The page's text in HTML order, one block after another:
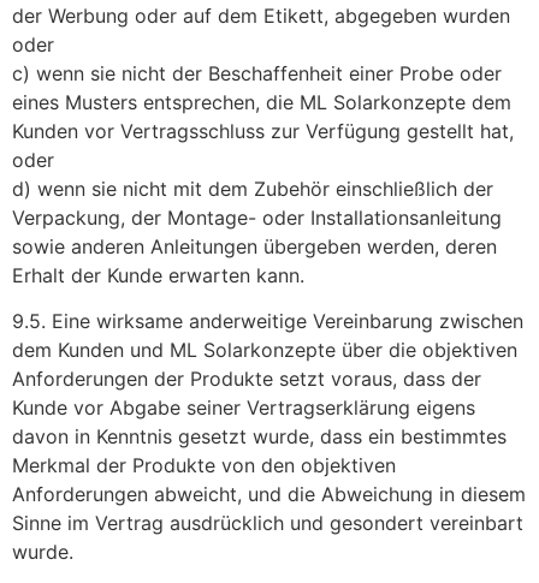
der Werbung oder auf dem Etikett, abgegeben wurden
oder
c) wenn sie nicht der Beschaffenheit einer Probe oder
eines Musters entsprechen, die ML Solarkonzepte dem
Kunden vor Vertragsschluss zur Verfügung gestellt hat,
oder
d) wenn sie nicht mit dem Zubehör einschließlich der
Verpackung, der Montage- oder Installationsanleitung
sowie anderen Anleitungen übergeben werden, deren
Erhalt der Kunde erwarten kann.
9.5. Eine wirksame anderweitige Vereinbarung zwischen
dem Kunden und ML Solarkonzepte über die objektiven
Anforderungen der Produkte setzt voraus, dass der
Kunde vor Abgabe seiner Vertragserklärung eigens
davon in Kenntnis gesetzt wurde, dass ein bestimmtes
Merkmal der Produkte von den objektiven
Anforderungen abweicht, und die Abweichung in diesem
Sinne im Vertrag ausdrücklich und gesondert vereinbart
wurde.